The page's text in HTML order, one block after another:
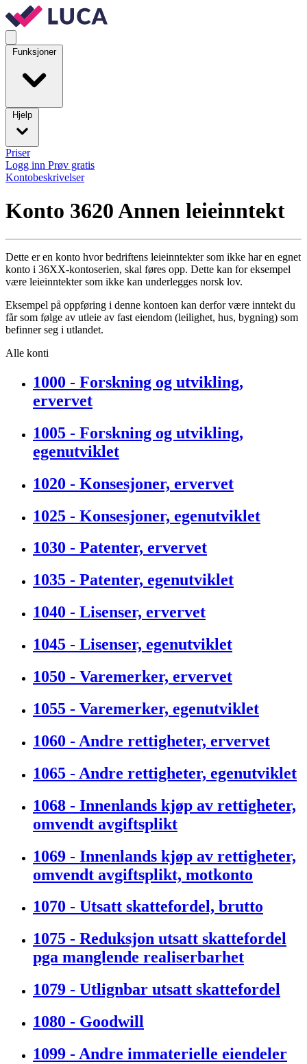
Funksjoner
Hjelp
Priser
Logg inn Prøv gratis
Kontobeskrivelser
Konto 3620Annen leieinntekt
Dette er en konto hvor bedriftens leieinntekter som ikke har en egnet
konto i 36XX-kontoserien, skal føres opp. Dette kan for eksempel
være leieinntekter som ikke kan underlegges norsk lov.
Eksempel på oppføring i denne kontoen kan derfor være inntekt du
får som følge av utleie av fast eiendom (leilighet, hus, bygning) som
befinner seg i utlandet.
Alle konti
1000 - Forskning og utvikling,
ervervet
1005 - Forskning og utvikling,
egenutviklet
1020 - Konsesjoner, ervervet
1025 - Konsesjoner, egenutviklet
1030 - Patenter, ervervet
1035 - Patenter, egenutviklet
1040 - Lisenser, ervervet
1045 - Lisenser, egenutviklet
1050 - Varemerker, ervervet
1055 - Varemerker, egenutviklet
1060 - Andre rettigheter, ervervet
1065 - Andre rettigheter, egenutviklet
1068 - Innenlands kjøp av rettigheter,
omvendt avgiftsplikt
1069 - Innenlands kjøp av rettigheter,
omvendt avgiftsplikt, motkonto
1070 - Utsatt skattefordel, brutto
1075 - Reduksjon utsatt skattefordel
pga manglende realiserbarhet
1079 - Utlignbar utsatt skattefordel
1080 - Goodwill
1099 - Andre immaterielle eiendeler